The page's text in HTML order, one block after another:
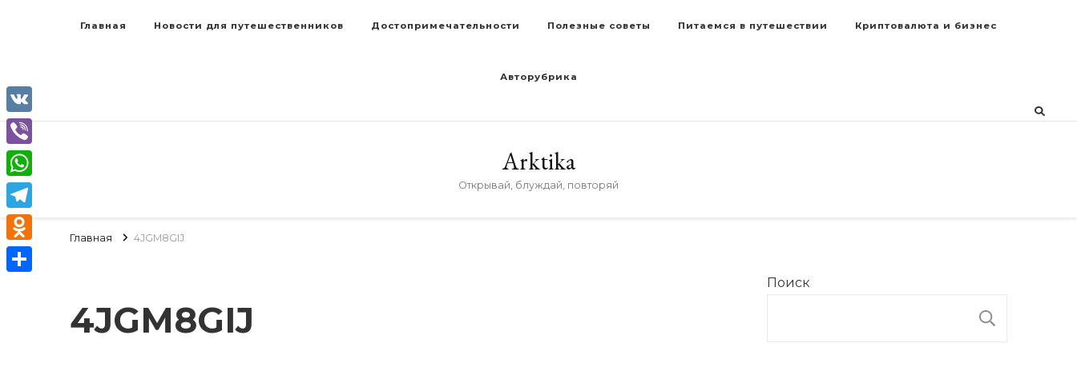
Главная Новости для путешественников Достопримечательности Полезные советы Питаемся в путешествии Криптовалюта и бизнес
Авторубрика
Arktika
Открывай, блуждай, повторяй
Главная 4JGM8GIJ
4JGM8GIJ
Поиск
VK
Viber
WhatsApp
Telegram
Odnoklassniki